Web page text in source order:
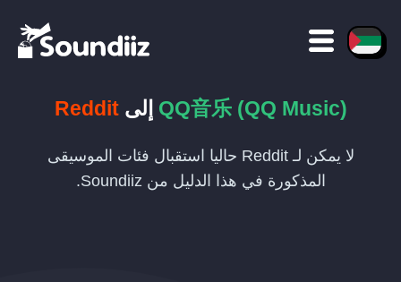
QQ音乐 (QQ Music) إلىReddit
لا يمكن لـ Reddit حاليا استقبال فئات الموسيقى
المذكورة في هذا الدليل من Soundiiz.